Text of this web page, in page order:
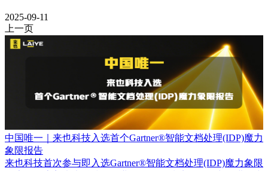
2025-09-11
上一页
中国唯一｜来也科技入选首个Gartner®智能文档处理(IDP)魔力
象限报告
来也科技首次参与即入选Gartner®智能文档处理(IDP)魔力象限